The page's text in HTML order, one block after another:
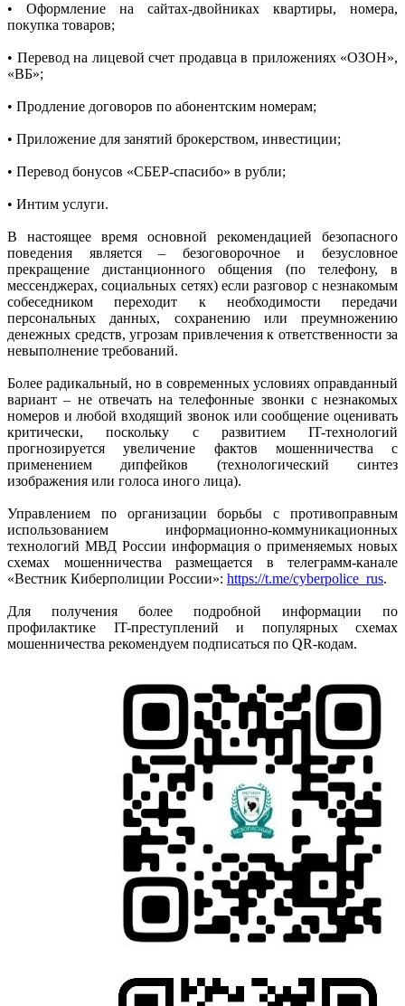
• Оформление на сайтах-двойниках квартиры, номера,
покупка товаров;
• Перевод на лицевой счет продавца в приложениях «ОЗОН»,
«ВБ»;
• Продление договоров по абонентским номерам;
• Приложение для занятий брокерством, инвестиции;
• Перевод бонусов «СБЕР-спасибо» в рубли;
• Интим услуги.
В настоящее время основной рекомендацией безопасного
поведения является – безоговорочное и безусловное
прекращение дистанционного общения (по телефону, в
мессенджерах, социальных сетях) если разговор с незнакомым
собеседником переходит к необходимости передачи
персональных данных, сохранению или преумножению
денежных средств, угрозам привлечения к ответственности за
невыполнение требований.
Более радикальный, но в современных условиях оправданный
вариант – не отвечать на телефонные звонки с незнакомых
номеров и любой входящий звонок или сообщение оценивать
критически, поскольку с развитием IT-технологий
прогнозируется увеличение фактов мошенничества с
применением дипфейков (технологический синтез
изображения или голоса иного лица).
Управлением по организации борьбы с противоправным
использованием информационно-коммуникационных
технологий МВД России информация о применяемых новых
схемах мошенничества размещается в телеграмм-канале
«Вестник Киберполиции России»: https://t.me/cyberpolice_rus.
Для получения более подробной информации по
профилактике IT-преступлений и популярных схемах
мошенничества рекомендуем подписаться по QR-кодам.